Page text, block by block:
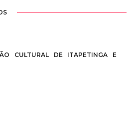
CULTURAL DE ITAPETINGA E